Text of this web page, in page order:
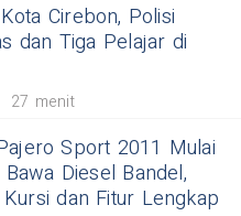
Cirebon, Polisi
dan Tiga Pelajar di
27 menit
Sport 2011 Mulai
Diesel Bandel,
dan Fitur Lengkap